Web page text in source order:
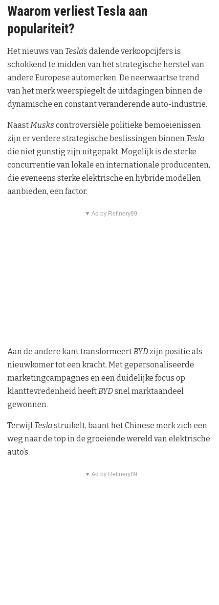
Waarom verliest Tesla aan
populariteit?
Het nieuws van Tesla’s dalende verkoopcijfers is
schokkend te midden van het strategische herstel van
andere Europese automerken. De neerwaartse trend
van het merk weerspiegelt de uitdagingen binnen de
dynamische en constant veranderende auto-industrie.
Naast Musks controversiële politieke bemoeienissen
zijn er verdere strategische beslissingen binnen Tesla
die niet gunstig zijn uitgepakt. Mogelijk is de sterke
concurrentie van lokale en internationale producenten,
die eveneens sterke elektrische en hybride modellen
aanbieden, een factor.
▼ Ad by Refinery89
Aan de andere kant transformeert BYD zijn positie als
nieuwkomer tot een kracht. Met gepersonaliseerde
marketingcampagnes en een duidelijke focus op
klanttevredenheid heeft BYDsnel marktaandeel
gewonnen.
Terwijl Teslastruikelt, baant het Chinese merk zich een
weg naar de top in de groeiende wereld van elektrische
auto’s.
▼ Ad by Refinery89